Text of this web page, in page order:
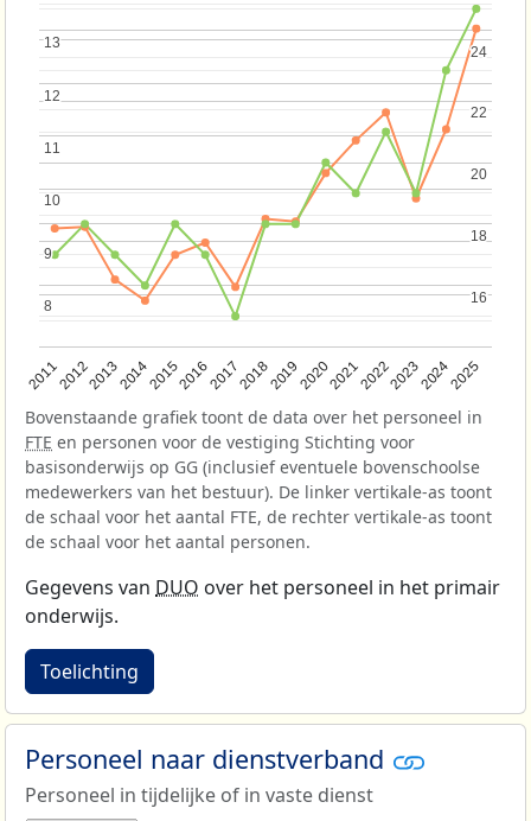
201120122013201420152016201720182019202020212022202320242025
8
8
9
9
10
10
11
11
12
12
13
13
16
16
18
18
20
20
22
22
24
24
Bovenstaande grafiek toont de data over het personeel in
FTE en personen voor de vestiging Stichting voor
basisonderwijs op GG (inclusief eventuele bovenschoolse
medewerkers van het bestuur). De linker vertikale-as toont
de schaal voor het aantal FTE, de rechter vertikale-as toont
de schaal voor het aantal personen.
Gegevens van DUO over het personeel in het primair
onderwijs.
Toelichting
Personeel naar dienstverband
Personeel in tijdelijke of in vaste dienst